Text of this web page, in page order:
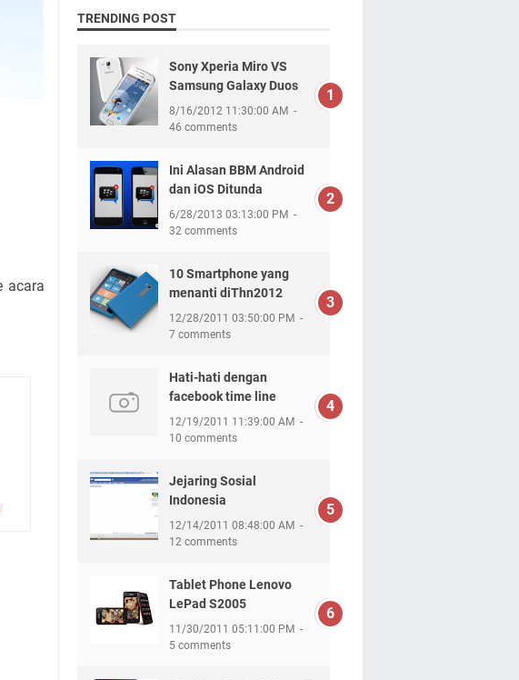
acara
TRENDING POST
Sony Xperia Miro VS
Samsung Galaxy Duos
8/16/2012 11:30:00 AM
46 comments
Ini Alasan BBM Android
dan iOS Ditunda
6/28/2013 03:13:00 PM
32 comments
10 Smartphone yang
menanti diThn2012
12/28/2011 03:50:00 PM
7 comments
Hati-hati dengan
facebook time line
12/19/2011 11:39:00 AM
10 comments
Jejaring Sosial
Indonesia
12/14/2011 08:48:00 AM
12 comments
Tablet Phone Lenovo
LePad S2005
11/30/2011 05:11:00 PM
5 comments